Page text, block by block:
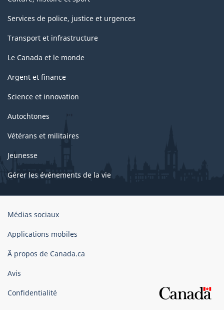
Services de police, justice et urgences
Transport et infrastructure
Le Canada et le monde
Argent et finance
Science et innovation
Autochtones
Vétérans et militaires
Jeunesse
Gérer les événements de la vie
Organisation
gouvernement
Canada
Médias sociaux
Applications mobiles
Ã propos de Canada.ca
Avis
Confidentialité